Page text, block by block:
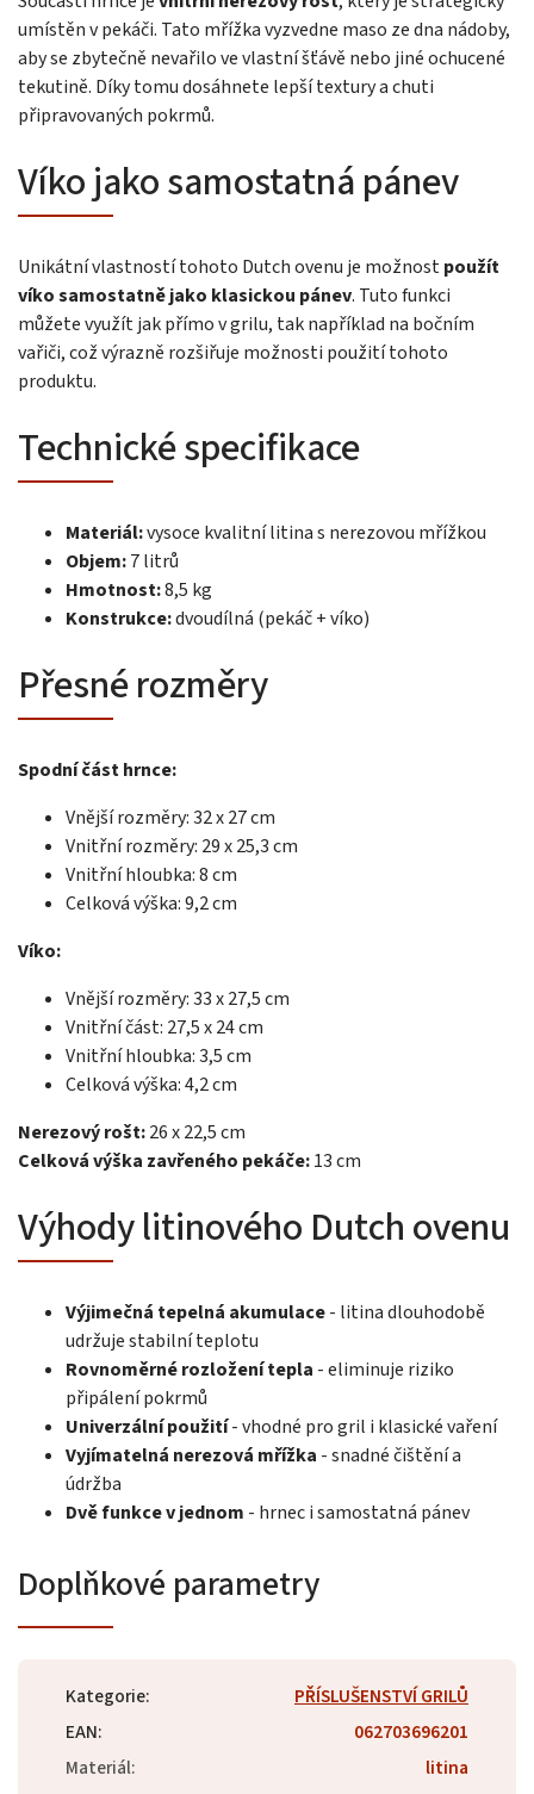
umístěn v pekáči. Tato mřížka vyzvedne maso ze dna nádoby,
aby se zbytečně nevařilo ve vlastní šťávě nebo jiné ochucené
tekutině. Díky tomu dosáhnete lepší textury a chuti
připravovaných pokrmů.
Víko jako samostatná pánev
Unikátní vlastností tohoto Dutch ovenu je možnostpoužít
víko samostatně jako klasickou pánev. Tuto funkci
můžete využít jak přímo v grilu, tak například na bočním
vařiči, což výrazně rozšiřuje možnosti použití tohoto
produktu.
Technické specifikace
Materiál:vysoce kvalitní litina s nerezovou mřížkou
Objem:7 litrů
Hmotnost:8,5 kg
Konstrukce:dvoudílná (pekáč + víko)
Přesné rozměry
Spodní část hrnce:
Vnější rozměry: 32 x 27 cm
Vnitřní rozměry: 29 x 25,3 cm
Vnitřní hloubka: 8 cm
Celková výška: 9,2 cm
Víko:
Vnější rozměry: 33 x 27,5 cm
Vnitřní část: 27,5 x 24 cm
Vnitřní hloubka: 3,5 cm
Celková výška: 4,2 cm
Nerezový rošt:26 x 22,5 cm
Celková výška zavřeného pekáče:13 cm
Výhody litinového Dutch ovenu
Výjimečná tepelná akumulace- litina dlouhodobě
udržuje stabilní teplotu
Rovnoměrné rozložení tepla - eliminuje riziko
připálení pokrmů
Univerzální použití- vhodné pro gril i klasické vaření
Vyjímatelná nerezová mřížka - snadné čištění a
údržba
Dvě funkce v jednom - hrnec i samostatná pánev
Doplňkové parametry
Kategorie:
PŘÍSLUŠENSTVÍ GRILŮ
EAN:
062703696201
Materiál: litina